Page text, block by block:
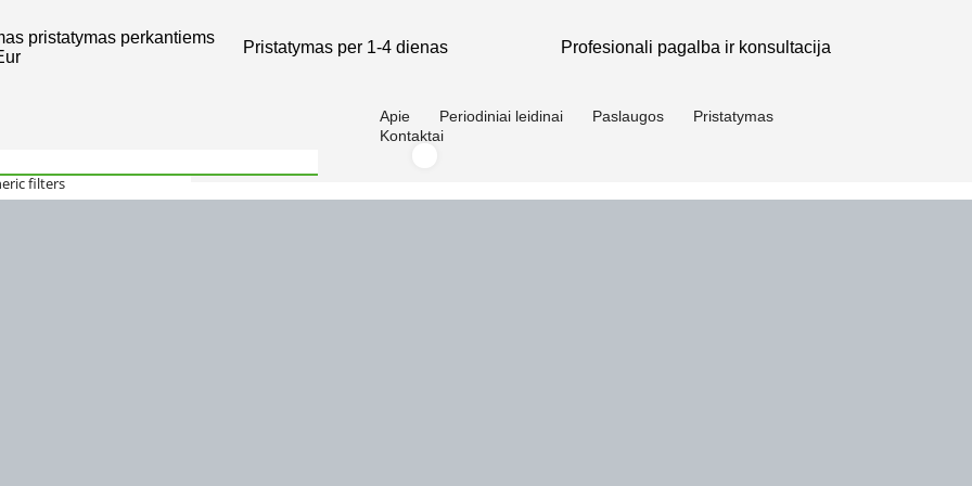
filters
Apie Periodiniai leidinai Paslaugos
Pristatymas
Kontaktai
pristatymas perkantiems
Pristatymas per 1-4 dienas Profesionali pagalba ir konsultacija
naujienas.
17:30